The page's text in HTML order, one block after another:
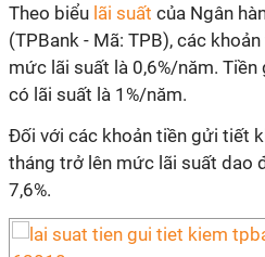
Theo biểu lãi suất của Ngân
(TPBank - Mã: TPB), các
mức lãi suất là 0,6%/năm.
có lãi suất là 1%/năm.
Đối với các khoản tiền gửi tiết
tháng trở lên mức lãi suất dao
7,6%.